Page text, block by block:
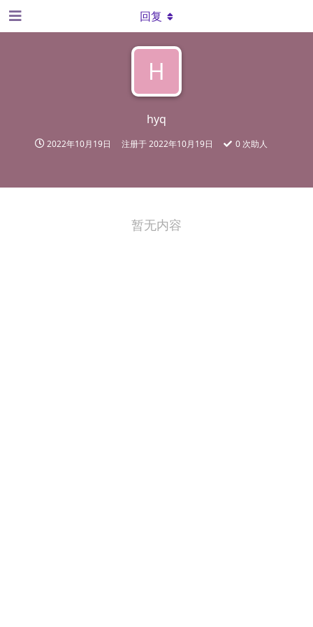
H
hyq
2022年10月19日 注册于2022年10月19日 0 次助人
回复
暂无内容